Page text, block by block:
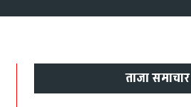
ताजा समाचार